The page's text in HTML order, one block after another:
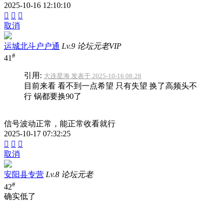
2025-10-16 12:10:10
  
取消
运城北斗户户通 Lv.9 论坛元老VIP
41 #
引用: 大连星海 发表于 2025-10-16 08:28
目前来看 看不到一点希望 只有失望 换了高频头不
行 锅都要换90了
信号波动正常，能正常收看就行
2025-10-17 07:32:25
  
取消
安阳县专营 Lv.8 论坛元老
42#
确实低了